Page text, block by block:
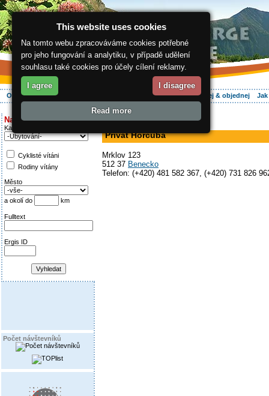
O regionu Aktivně Ubytování Hledej & objednej
Najděte si:
Kategorie
Cyklisté vítáni
Rodiny vítány
Město
a okolí do km
Fulltext
Ergis ID
Počet návštevníků
ergis.cz>
Privát Horcuba
Mrklov 123
512 37 Benecko
Telefon: (+420) 481 582 367, (+420) 731 826
This website uses cookies
Na tomto webu zpracováváme cookies potřebné
pro jeho fungování a analytiku, v případě udělení
souhlasu také cookies pro účely cílení reklamy.
I agree I disagree
Read more